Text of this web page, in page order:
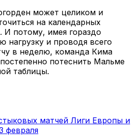
может целиком и
на календарных
И потому, имея гораздо
нагрузку и проводя всего
в неделю, команда Кима
потеснить Мальме
таблицы.
матчей Лиги Европы и
февраля